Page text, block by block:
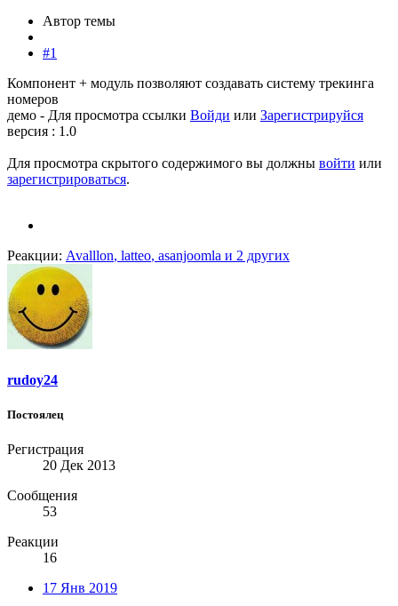
Автор темы
#1
Компонент + модуль позволяют создавать систему трекинга
номеров
демо - Для просмотра ссылки Войди или Зарегистрируйся
версия : 1.0
Для просмотра скрытого содержимого вы должны войти или
зарегистрироваться.
Реакции: Avalllon, latteo, asanjoomla и 2 других
rudoy24
Постоялец
Регистрация
20 Дек 2013
Сообщения
53
Реакции
16
17 Янв 2019